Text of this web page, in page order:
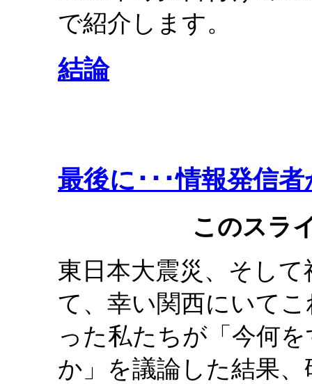
で紹介します。
結論
最後に･･･情報発信
このスラ
東日本大震災、そし
て、幸い関西にいて
った私たちが「今何
か」を議論した結果